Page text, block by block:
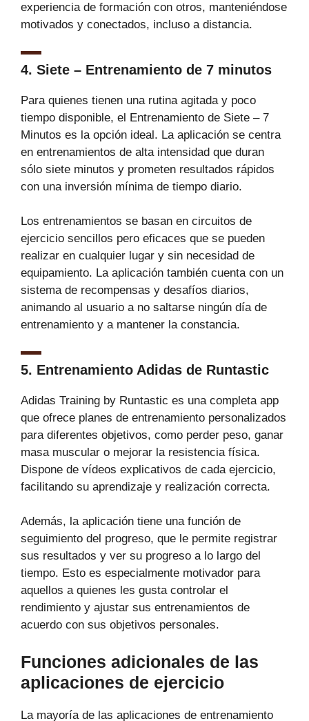
experiencia de formación con otros, manteniéndose
motivados y conectados, incluso a distancia.
4. Siete – Entrenamiento de 7 minutos
Para quienes tienen una rutina agitada y poco
tiempo disponible, el Entrenamiento de Siete – 7
Minutos es la opción ideal. La aplicación se centra
en entrenamientos de alta intensidad que duran
sólo siete minutos y prometen resultados rápidos
con una inversión mínima de tiempo diario.
Los entrenamientos se basan en circuitos de
ejercicio sencillos pero eficaces que se pueden
realizar en cualquier lugar y sin necesidad de
equipamiento. La aplicación también cuenta con un
sistema de recompensas y desafíos diarios,
animando al usuario a no saltarse ningún día de
entrenamiento y a mantener la constancia.
5. Entrenamiento Adidas de Runtastic
Adidas Training by Runtastic es una completa app
que ofrece planes de entrenamiento personalizados
para diferentes objetivos, como perder peso, ganar
masa muscular o mejorar la resistencia física.
Dispone de vídeos explicativos de cada ejercicio,
facilitando su aprendizaje y realización correcta.
Además, la aplicación tiene una función de
seguimiento del progreso, que le permite registrar
sus resultados y ver su progreso a lo largo del
tiempo. Esto es especialmente motivador para
aquellos a quienes les gusta controlar el
rendimiento y ajustar sus entrenamientos de
acuerdo con sus objetivos personales.
Funciones adicionales de las
aplicaciones de ejercicio
La mayoría de las aplicaciones de entrenamiento